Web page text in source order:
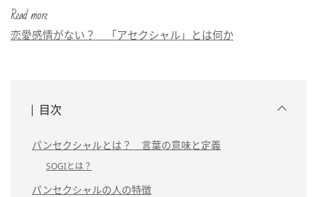
Read more
恋愛感情がない？ 「アセクシャル」とは何か
目次
パンセクシャルとは？ 言葉の意味と定義
SOGIとは？
パンセクシャルの人の特徴